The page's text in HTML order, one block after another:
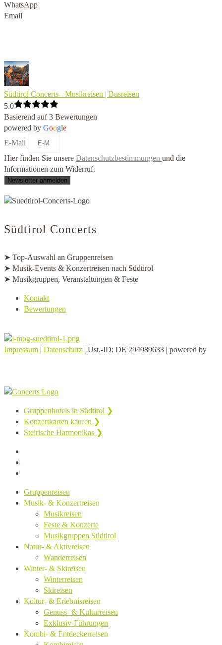
WhatsApp
Email
Südtirol Concerts - Musikreisen | Busreisen
5.0
Basierend auf 3 Bewertungen
powered by Google
E-Mail
Hier finden Sie unsere Datenschutzbestimmungen und die
Informationen zum Widerruf.
Newsletter anmelden
Südtirol Concerts
➤ Top-Auswahl an Gruppenreisen
➤ Musik-Events & Konzertreisen nach Südtirol
➤ Musikgruppen, Veranstaltungen & Feste
Kontakt
Bewertungen
Impressum | Datenschutz | Ust.-ID: DE 294989633 | powered by
Gruppenhotels in Südtirol ❯
Konzertkarten kaufen ❯
Steirische Harmonikas ❯
Gruppenreisen
Musik- & Konzertreisen
Musikreisen
Feste & Konzerte
Musikgruppen Südtirol
Natur- & Aktivreisen
Wanderreisen
Winter- & Skireisen
Winterreisen
Skireisen
Kultur- & Erlebnisreisen
Genuss- & Kulturreisen
Exklusiv-Führungen
Kombi- & Entdeckerreisen